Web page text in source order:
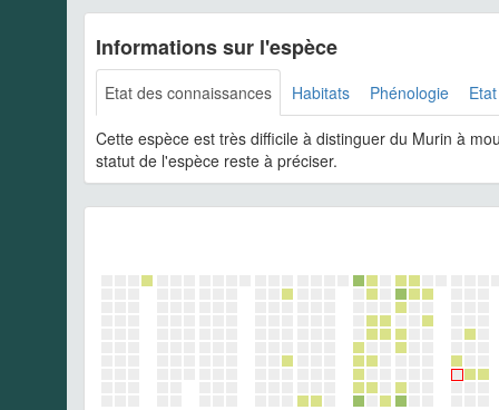
Informations sur l'espèce
Etat des connaissances Habitats Phénologie
Cette espèce est très difficile à distinguer du Murin à
statut de l'espèce reste à préciser.